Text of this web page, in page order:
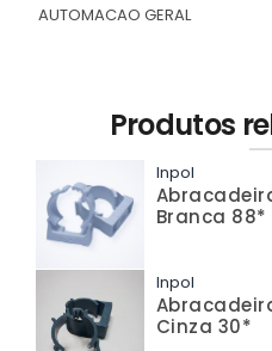
AUTOMACAO GERAL
Produtos
Inpol
Branca 88*
Inpol
Cinza 30*